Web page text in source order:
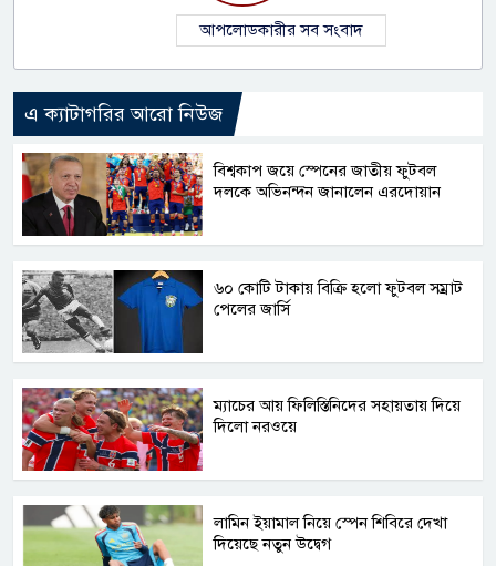
আপলোডকারীর সব সংবাদ
এ ক্যাটাগরির আরো নিউজ
বিশ্বকাপ জয়ে স্পেনের জাতীয় ফুটবল
দলকে অভিনন্দন জানালেন এরদোয়ান
৬০ কোটি টাকায় বিক্রি হলো ফুটবল সম্রাট
পেলের জার্সি
ম্যাচের আয় ফিলিস্তিনিদের সহায়তায় দিয়ে
দিলো নরওয়ে
লামিন ইয়ামাল নিয়ে স্পেন শিবিরে দেখা
দিয়েছে নতুন উদ্বেগ